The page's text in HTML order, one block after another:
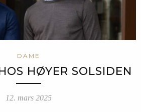
DAME
HØYER SOLSIDEN
12. mars 2025